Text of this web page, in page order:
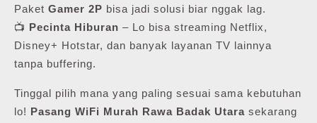
Paket Gamer 2P bisa jadi solusi biar nggak lag.
📺 Pecinta Hiburan – Lo bisa streaming Netflix,
Disney+ Hotstar, dan banyak layanan TV lainnya
tanpa buffering.
Tinggal pilih mana yang paling sesuai sama kebutuhan
lo! Pasang WiFi Murah Rawa Badak Utara sekarang